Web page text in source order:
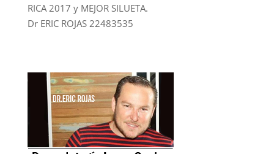
RICA 2017 y MEJOR SILUETA.
Dr ERIC ROJAS 22483535